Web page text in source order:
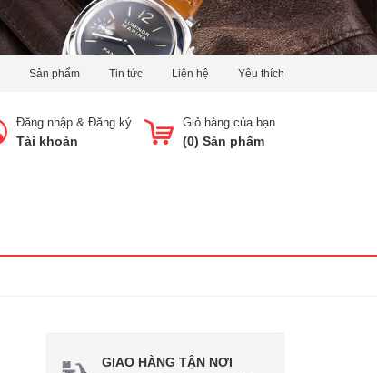
Sản phẩm Tin tức Liên hệ Yêu thích
Giỏ hàng của bạn
(0) Sản phẩm
Đăng nhập & Đăng ký
Tài khoản
GIAO HÀNG TẬN NƠI